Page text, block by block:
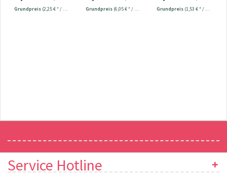
Grundpreis (2,25 € * / 100 Meter) Grundpreis (6,05 € * / 1 m²) Grundpreis (1,53 € * / 100 Meter)
Service Hotline